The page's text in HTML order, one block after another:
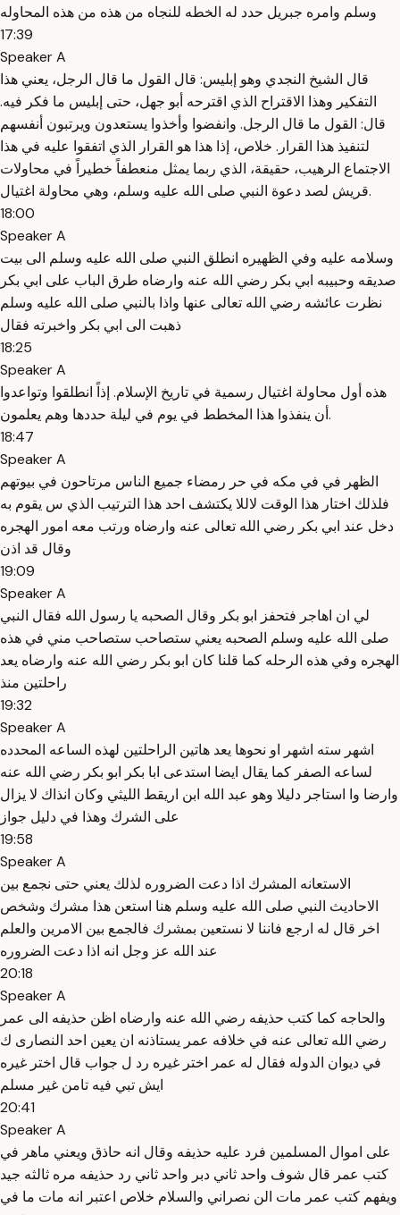
وسلم وامره جبريل حدد له الخطه للنجاه من هذه من هذه المحاوله
17:39
Speaker A
قال الشيخ النجدي وهو إبليس: قال القول ما قال الرجل، يعني هذا
التفكير وهذا الاقتراح الذي اقترحه أبو جهل، حتى إبليس ما فكر فيه.
قال: القول ما قال الرجل. وانفضوا وأخذوا يستعدون ويرتبون أنفسهم
لتنفيذ هذا القرار. خلاص، إذا هذا هو القرار الذي اتفقوا عليه في هذا
الاجتماع الرهيب، حقيقة، الذي ربما يمثل منعطفاً خطيراً في محاولات
قريش لصد دعوة النبي صلى الله عليه وسلم، وهي محاولة اغتيال.
18:00
Speaker A
وسلامه عليه وفي الظهيره انطلق النبي صلى الله عليه وسلم الى بيت
صديقه وحبيبه ابي بكر رضي الله عنه وارضاه طرق الباب على ابي بكر
نظرت عائشه رضي الله تعالى عنها واذا بالنبي صلى الله عليه وسلم
ذهبت الى ابي بكر واخبرته فقال
18:25
Speaker A
هذه أول محاولة اغتيال رسمية في تاريخ الإسلام. إذاً انطلقوا وتواعدوا
أن ينفذوا هذا المخطط في يوم في ليلة حددها وهم يعلمون.
18:47
Speaker A
الظهر في في مكه في حر رمضاء جميع الناس مرتاحون في بيوتهم
فلذلك اختار هذا الوقت لاللا يكتشف احد هذا الترتيب الذي س يقوم به
دخل عند ابي بكر رضي الله تعالى عنه وارضاه ورتب معه امور الهجره
وقال قد اذن
19:09
Speaker A
لي ان اهاجر فتحفز ابو بكر وقال الصحبه يا رسول الله فقال النبي
صلى الله عليه وسلم الصحبه يعني ستصاحب ستصاحب مني في هذه
الهجره وفي هذه الرحله كما قلنا كان ابو بكر رضي الله عنه وارضاه يعد
راحلتين منذ
19:32
Speaker A
اشهر سته اشهر او نحوها يعد هاتين الراحلتين لهذه الساعه المحدده
لساعه الصفر كما يقال ايضا استدعى ابا بكر ابو بكر رضي الله عنه
وارضا وا استاجر دليلا وهو عبد الله ابن اريقط الليثي وكان انذاك لا يزال
على الشرك وهذا في دليل جواز
19:58
Speaker A
الاستعانه المشرك اذا دعت الضروره لذلك يعني حتى نجمع بين
الاحاديث النبي صلى الله عليه وسلم هنا استعن هذا مشرك وشخص
اخر قال له ارجع فاننا لا نستعين بمشرك فالجمع بين الامرين والعلم
عند الله عز وجل انه اذا دعت الضروره
20:18
Speaker A
والحاجه كما كتب حذيفه رضي الله عنه وارضاه اظن حذيفه الى عمر
رضي الله تعالى عنه في خلافه عمر يستاذنه ان يعين احد النصارى ك
في ديوان الدوله فقال له عمر اختر غيره رد ل جواب قال اختر غيره
ايش تبي فيه تامن غير مسلم
20:41
Speaker A
على اموال المسلمين فرد عليه حذيفه وقال انه حاذق ويعني ماهر في
كتب عمر قال شوف واحد ثاني دبر واحد ثاني رد حذيفه مره ثالثه جيد
ويفهم كتب عمر مات الن نصراني والسلام خلاص اعتبر انه مات ما في